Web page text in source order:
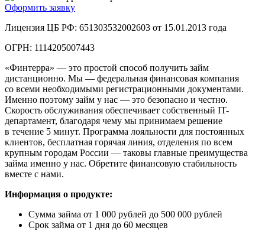
Оформить заявку
Лицензия ЦБ РФ: 651303532002603 от 15.01.2013 года
ОГРН: 1114205007443
«Финтерра» — это простой способ получить займ
дистанционно. Мы — федеральная финансовая компания
со всеми необходимыми регистрационными документами.
Именно поэтому займ у нас — это безопасно и честно.
Скорость обслуживания обеспечивает собственный IT-
департамент, благодаря чему мы принимаем решение
в течение 5 минут. Программа лояльности для постоянных
клиентов, бесплатная горячая линия, отделения по всем
крупным городам России — таковы главные преимущества
займа именно у нас. Обретите финансовую стабильность
вместе с нами.
Информация о продукте:
Сумма займа от 1 000 рублей до 500 000 рублей
Срок займа от 1 дня до 60 месяцев